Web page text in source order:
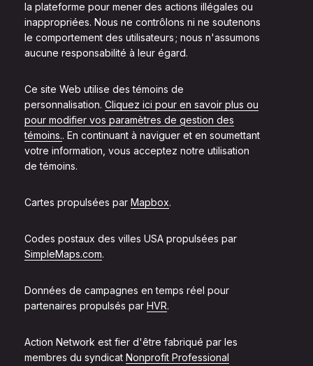
la plateforme pour mener des actions illégales ou
inappropriées. Nous ne contrôlons ni ne soutenons
le comportement des utilisateurs ; nous n'assumons
aucune responsabilité à leur égard.
Ce site Web utilise des témoins de
personnalisation. Cliquez ici pour en savoir plus ou
pour modifier vos paramètres de gestion des
témoins.. En continuant à naviguer et en soumettant
votre information, vous acceptez notre utilisation
de témoins.
Cartes propulsées par Mapbox.
Codes postaux des villes USA propulsées par
SimpleMaps.com.
Données de campagnes en temps réel pour
partenaires propulsés par HVR.
Action Network est fier d'être fabriqué par les
membres du syndicat Nonprofit Professional